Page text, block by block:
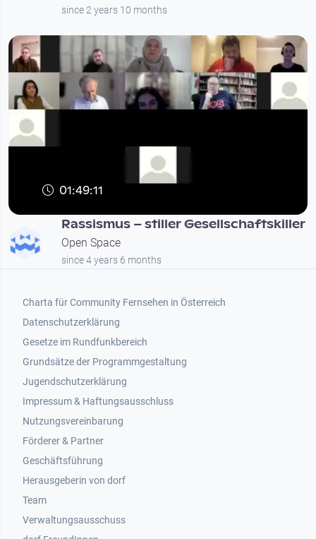
since 2 years 10 months
01:49:11
Rassismus – stiller Gesellschaftskiller
Open Space
since 4 years 6 months
Footer 1
Charta für Community Fernsehen in Österreich
Datenschutzerklärung
Gesetze im Rundfunkbereich
Grundsätze der Programmgestaltung
Jugendschutzerklärung
Impressum & Haftungsausschluss
Nutzungsvereinbarung
Footer 2
Förderer & Partner
Geschäftsführung
Herausgeberin von dorf
Team
Verwaltungsausschuss